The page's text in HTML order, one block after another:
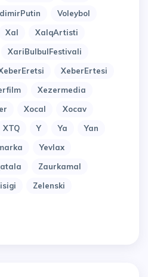
Voleybol
Xal
XalqArtisti
XariBulbulFestivali
XeberErtesi
Xezermedia
Xocal
Xocav
XTQ Y Ya
Yan
Yevlax
Zaurkamal
Zelenski